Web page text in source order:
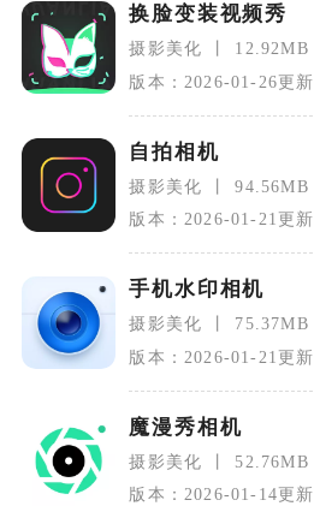
换脸变装视频秀
摄影美化
12.92MB
版本：2026-01-26更新
自拍相机
摄影美化
94.56MB
版本：2026-01-21更新
手机水印相机
摄影美化
75.37MB
版本：2026-01-21更新
魔漫秀相机
摄影美化
52.76MB
版本：2026-01-14更新